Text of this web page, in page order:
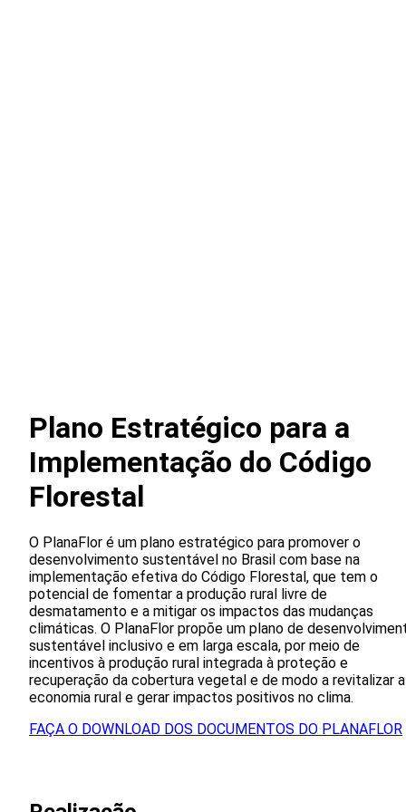
Plano Estratégico para a
Implementação do Código
Florestal
O PlanaFlor é um plano estratégico para promover o
desenvolvimento sustentável no Brasil com base na
implementação efetiva do Código Florestal, que tem o
potencial de fomentar a produção rural livre de
desmatamento e a mitigar os impactos das mudanças
climáticas. O PlanaFlor propõe um plano de
sustentável inclusivo e em larga escala, por meio de
incentivos à produção rural integrada à proteção e
recuperação da cobertura vegetal e de modo a revitalizar a
economia rural e gerar impactos positivos no clima.
FAÇA O DOWNLOAD DOS DOCUMENTOS DO PLANAFLOR